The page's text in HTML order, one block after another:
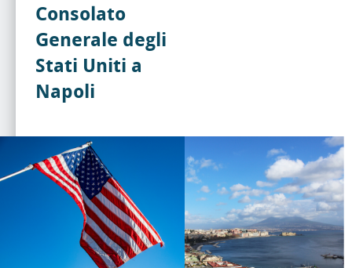
Consolato
Generale degli
Stati Uniti a
Napoli